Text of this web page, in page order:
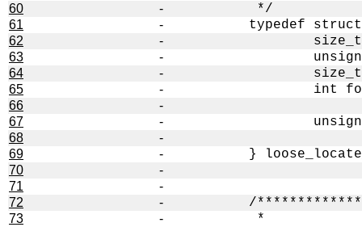
60
-
61
-
62
-
63
-
64
-
65
-
66
-
67
-
68
-
69
-
70
-
71
-
72
-
73
-